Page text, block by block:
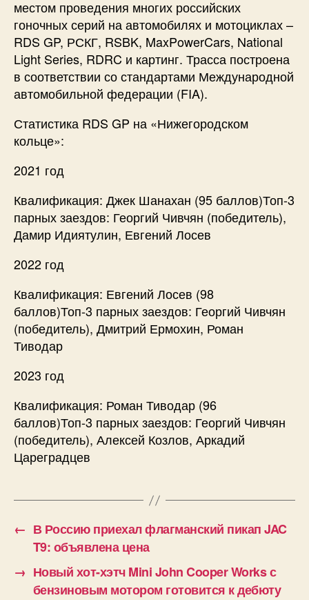
местом проведения многих российских
гоночных серий на автомобилях и мотоциклах –
RDS GP, РСКГ, RSBK, MaxPowerCars, National
Light Series, RDRC и картинг. Трасса построена
в соответствии со стандартами Международной
автомобильной федерации (FIA).
Статистика RDS GP на «Нижегородском
кольце»:
2021 год
Квалификация: Джек Шанахан (95 баллов)Топ-3
парных заездов: Георгий Чивчян (победитель),
Дамир Идиятулин, Евгений Лосев
2022 год
Квалификация: Евгений Лосев (98
баллов)Топ-3 парных заездов: Георгий Чивчян
(победитель), Дмитрий Ермохин, Роман
Тиводар
2023 год
Квалификация: Роман Тиводар (96
баллов)Топ-3 парных заездов: Георгий Чивчян
(победитель), Алексей Козлов, Аркадий
Цареградцев
← В Россию приехал флагманский пикап JAC
T9: объявлена цена
→ Новый хот-хэтч Mini John Cooper Works с
бензиновым мотором готовится к дебюту